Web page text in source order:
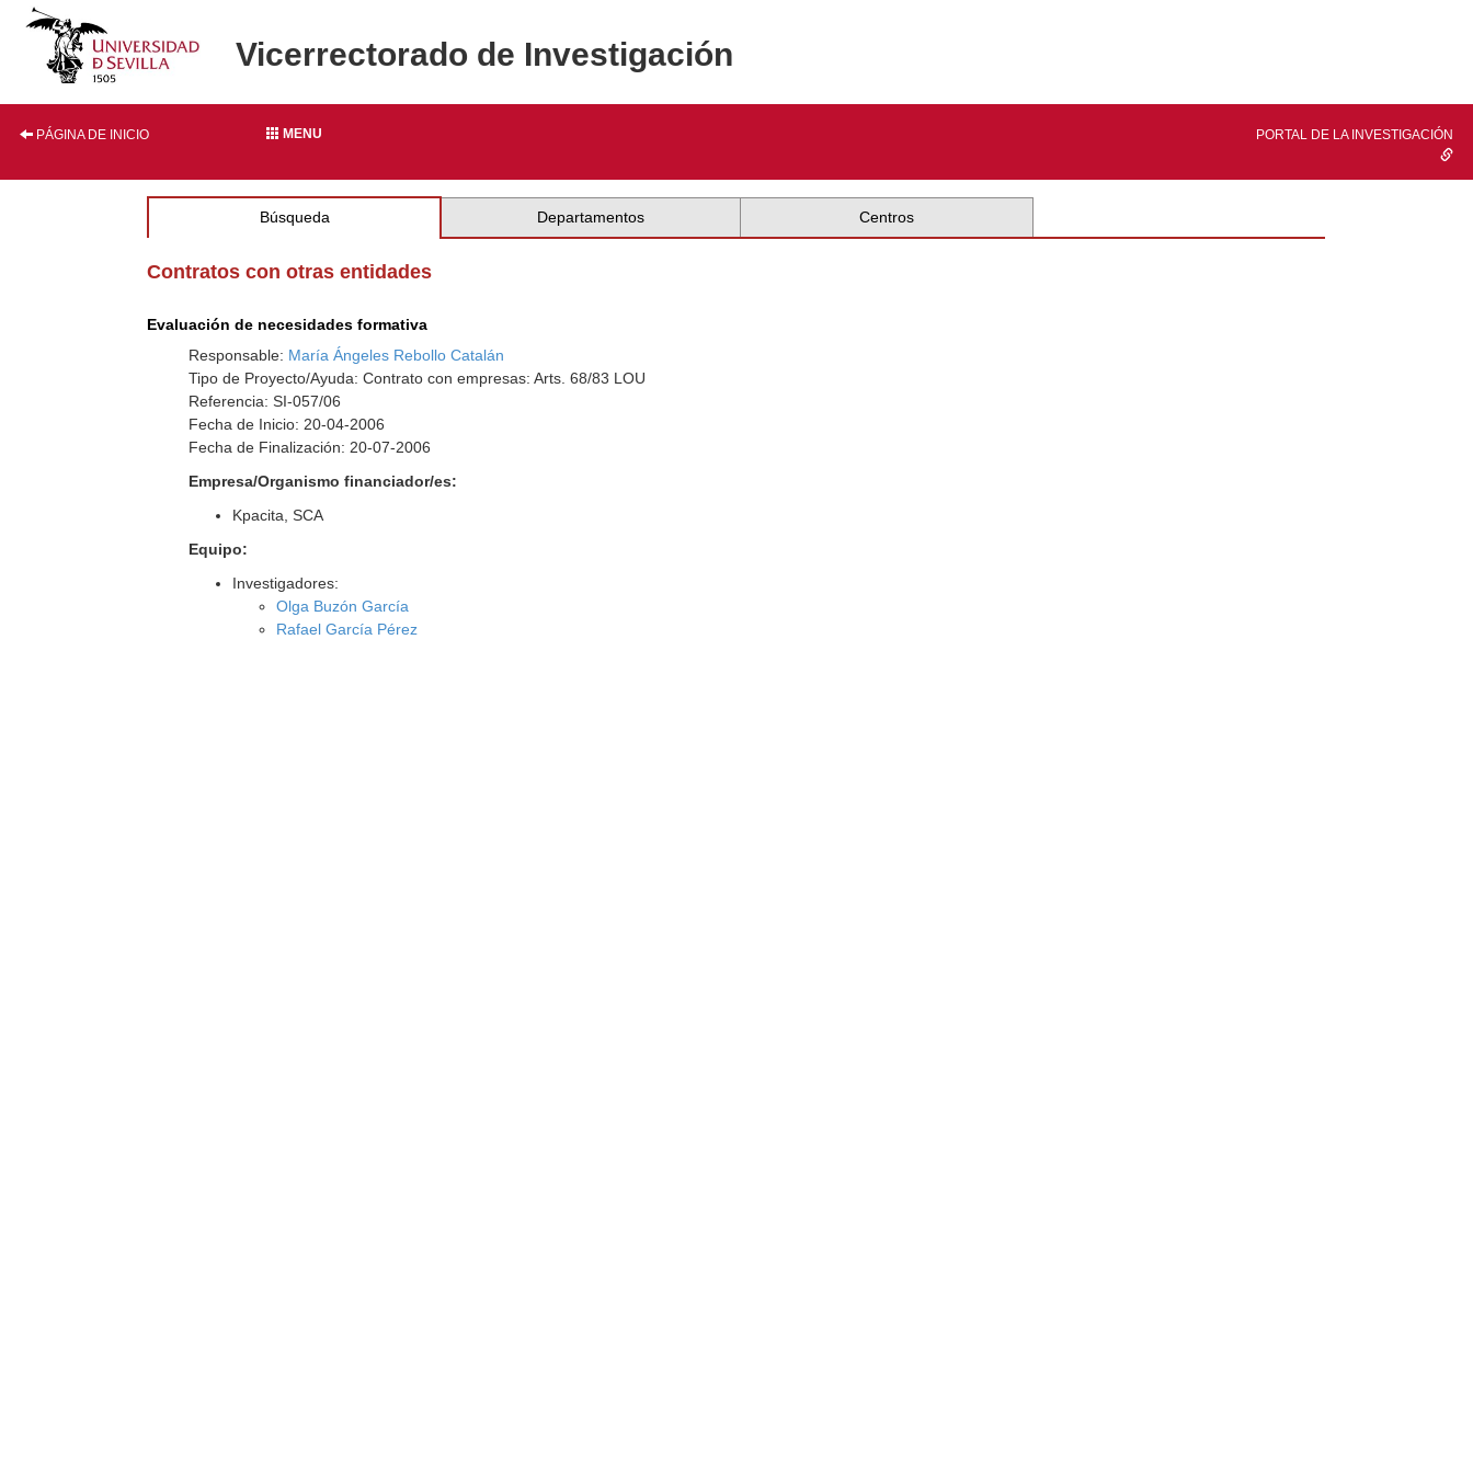
Vicerrectorado de Investigación
PÁGINA DE INICIO MENU PORTAL DE LA INVESTIGACIÓN
Búsqueda Departamentos Centros
Contratos con otras entidades
Evaluación de necesidades formativa
Responsable: María Ángeles Rebollo Catalán
Tipo de Proyecto/Ayuda: Contrato con empresas: Arts. 68/83 LOU
Referencia: SI-057/06
Fecha de Inicio: 20-04-2006
Fecha de Finalización: 20-07-2006
Empresa/Organismo financiador/es:
Kpacita, SCA
Equipo:
Investigadores:
Olga Buzón García
Rafael García Pérez